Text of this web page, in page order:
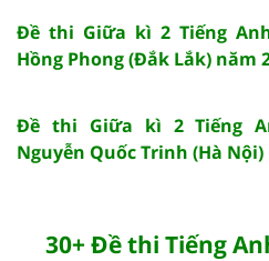
Đề thi Giữa kì 2 Tiếng
Hồng Phong (Đắk Lắk) năm
Đề thi Giữa kì 2 Tiếng
Nguyễn Quốc Trinh (Hà Nội)
30+ Đề thi Tiếng